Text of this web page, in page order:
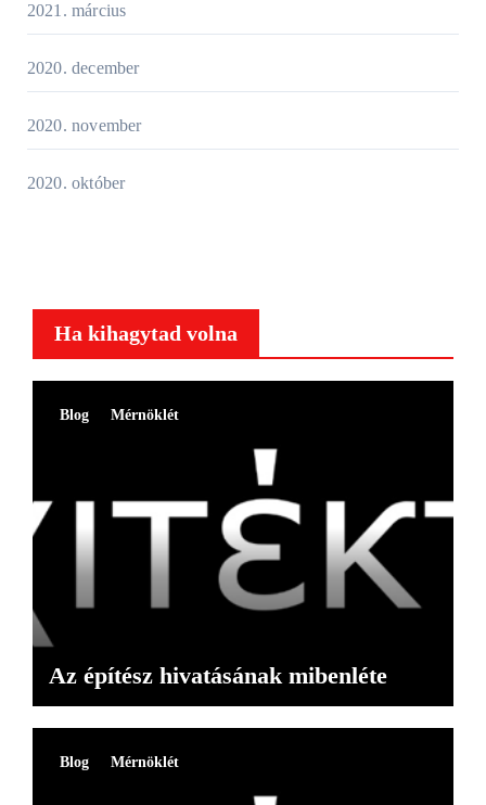
2021. március
2020. december
2020. november
2020. október
Ha kihagytad volna
Blog Mérnöklét
Az építész hivatásának mibenléte
Blog Mérnöklét